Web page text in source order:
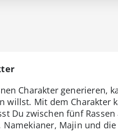
Charakter generieren,
willst. Mit dem Charakter
Du zwischen fünf
Namekianer, Majin und